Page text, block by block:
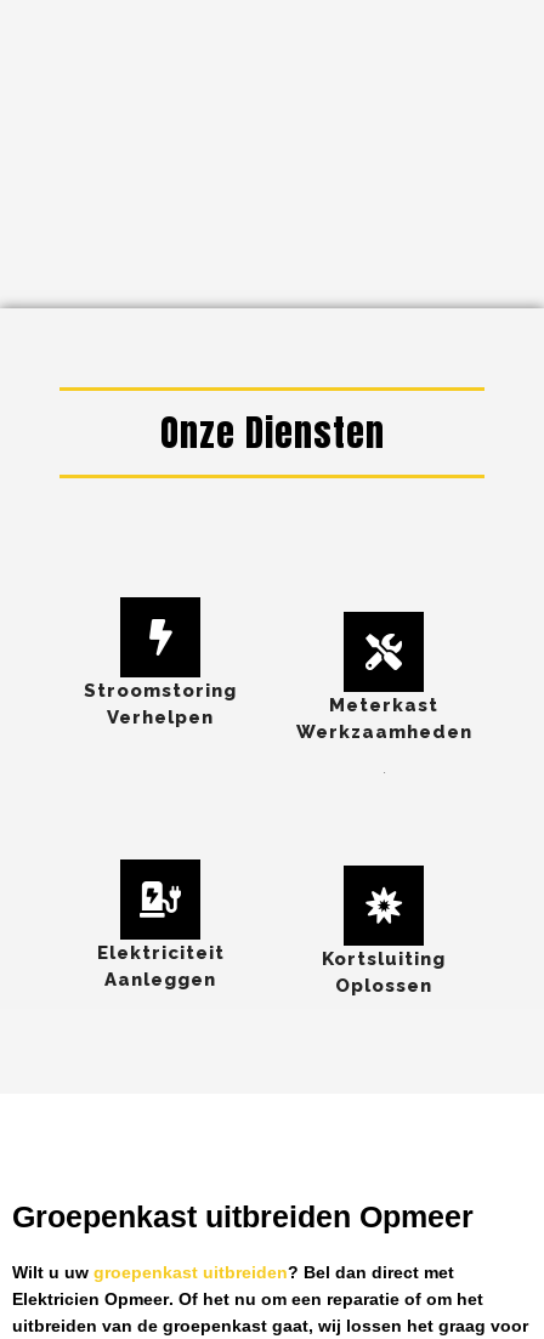
Onze Diensten
Stroomstoring
Verhelpen
Meterkast
Werkzaamheden
Elektriciteit
Aanleggen
Kortsluiting
Oplossen
Groepenkast uitbreiden Opmeer
Wilt u uw groepenkast uitbreiden? Bel dan direct met
Elektricien Opmeer. Of het nu om een reparatie of om het
uitbreiden van de groepenkast gaat, wij lossen het graag voor